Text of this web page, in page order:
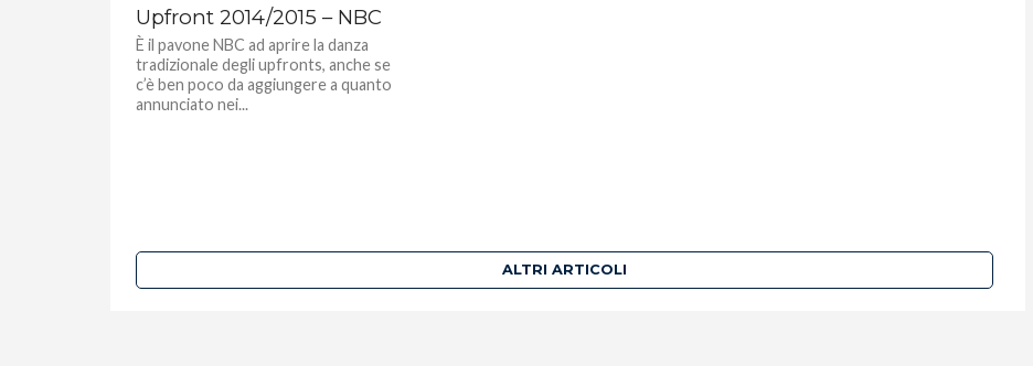
Upfront 2014/2015 – NBC
È il pavone NBC ad aprire la danza
tradizionale degli upfronts, anche se
c’è ben poco da aggiungere a quanto
annunciato nei...
ALTRI ARTICOLI